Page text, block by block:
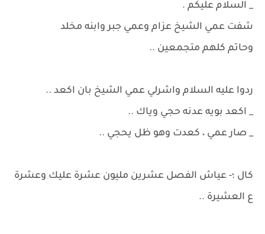
_ السلام عليكم .
شفت عمي الشيخ عزام وعمي جبر وابنه مخلد
وحاتم كلهم متجمعين ..
ردوا عليه السلام واشرلي عمي الشيخ بان اكعد ..
_ اكعد بويه عدنه حجي وياك ..
_ صار عمي ، كعدت وهو ظل يحجي ..
كال ؛- عياش الفصل عشرين مليون عشرة عليك وعشرة
ع العشيرة ..